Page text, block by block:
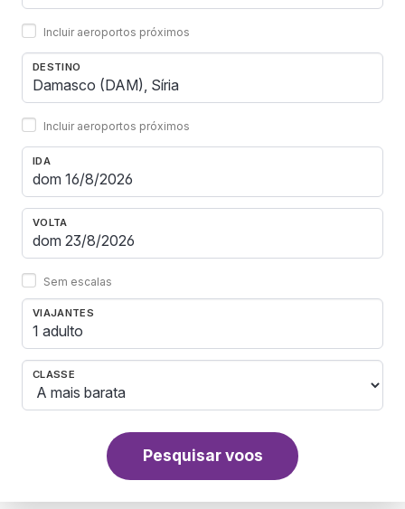
Incluir aeroportos próximos
DESTINO
Incluir aeroportos próximos
IDA
VOLTA
Sem escalas
VIAJANTES
1 adulto
CLASSE
Pesquisar voos